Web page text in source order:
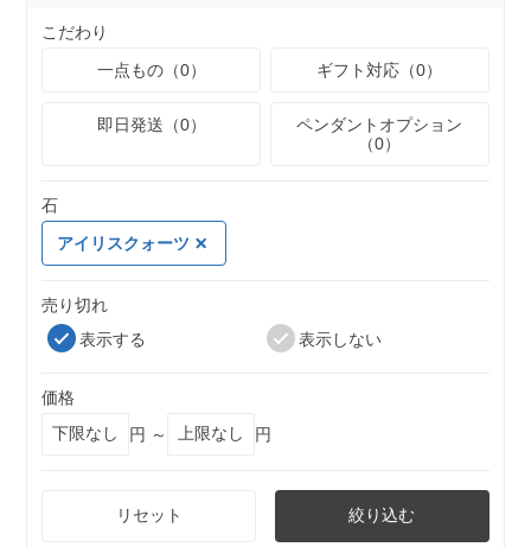
こだわり
一点もの（0）
ギフト対応（0）
即日発送（0）
ペンダントオプション
（0）
石
アイリスクォーツ
売り切れ
表示する
表示しない
価格
円 ～
円
リセット 絞り込む